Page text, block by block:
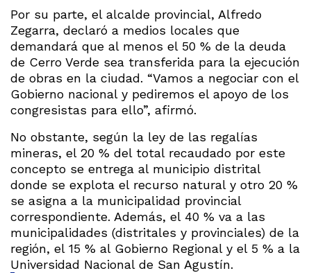
Por su parte, el alcalde provincial, Alfredo
Zegarra, declaró a medios locales que
demandará que al menos el 50 % de la deuda
de Cerro Verde sea transferida para la ejecución
de obras en la ciudad. “Vamos a negociar con el
Gobierno nacional y pediremos el apoyo de los
congresistas para ello”, afirmó.
No obstante, según la ley de las regalías
mineras, el 20 % del total recaudado por este
concepto se entrega al municipio distrital
donde se explota el recurso natural y otro 20 %
se asigna a la municipalidad provincial
correspondiente. Además, el 40 % va a las
municipalidades (distritales y provinciales) de la
región, el 15 % al Gobierno Regional y el 5 % a la
Universidad Nacional de San Agustín.